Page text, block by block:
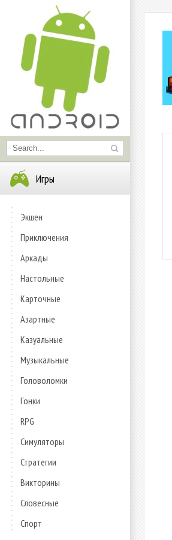
Игры
Экшен
Приключения
Аркады
Настольные
Карточные
Азартные
Казуальные
Музыкальные
Головоломки
Гонки
RPG
Симуляторы
Стратегии
Викторины
Словесные
Спорт